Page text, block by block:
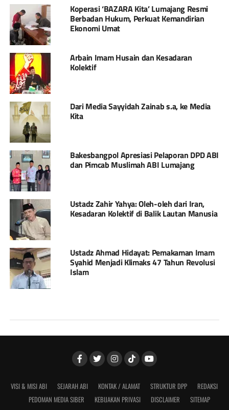
Koperasi ‘BAZARA Kita’ Lumajang Resmi
Berbadan Hukum, Perkuat Kemandirian
Ekonomi Umat
Arbain Imam Husain dan Kesadaran
Kolektif
Dari Media Sayyidah Zainab s.a, ke Media
Kita
Bakesbangpol Apresiasi Pelaporan DPD ABI
dan Pimcab Muslimah ABI Lumajang
Ustadz Zahir Yahya: Oleh-oleh dari Iran,
Kesadaran Kolektif di Balik Lautan Manusia
Ustadz Ahmad Hidayat: Pemakaman Imam
Syahid Menjadi Klimaks 47 Tahun Revolusi
Islam
VISI & MISI ABI SEJARAH ABI KONTAK / ALAMAT STRUKTUR DPP
REDAKSI
PEDOMAN MEDIA SIBER
KEBIJAKAN PRIVASI DISCLAIMER
SITEMAP